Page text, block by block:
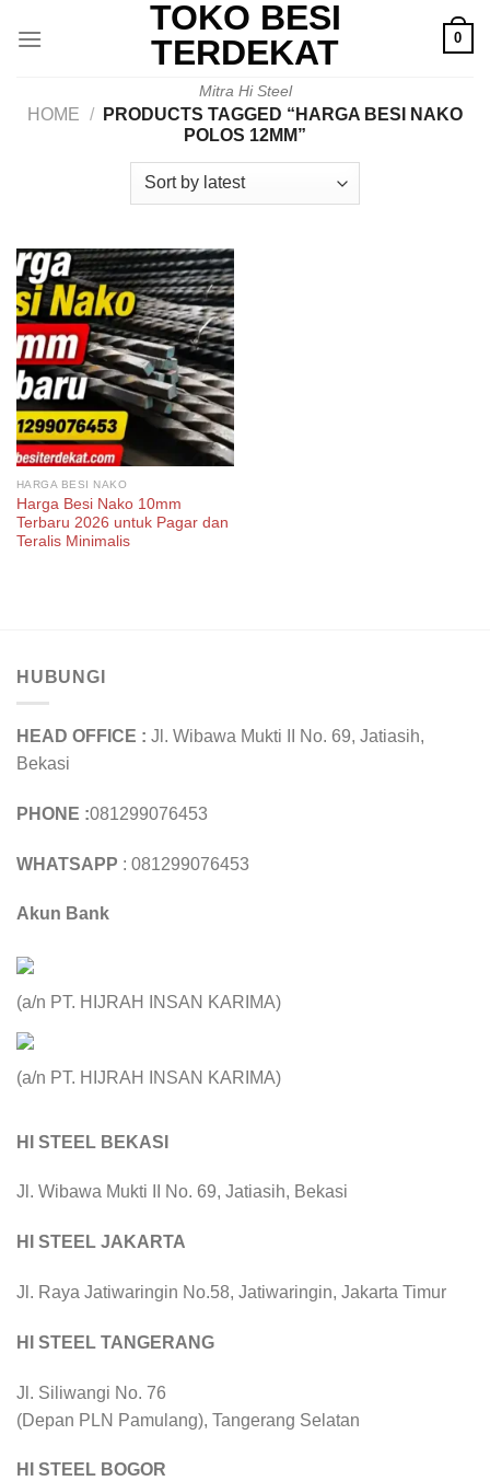
TOKO BESI
TERDEKAT
Mitra Hi Steel
0
HOME /
PRODUCTS TAGGED “HARGA BESI NAKO
POLOS 12MM”
HARGA BESI NAKO
Harga Besi Nako 10mm
Terbaru 2026 untuk Pagar dan
Teralis Minimalis
HUBUNGI
HEAD OFFICE : Jl. Wibawa Mukti II No. 69, Jatiasih,
Bekasi
PHONE :081299076453
WHATSAPP : 081299076453
Akun Bank
(a/n PT. HIJRAH INSAN KARIMA)
(a/n PT. HIJRAH INSAN KARIMA)
HI STEEL BEKASI
Jl. Wibawa Mukti II No. 69, Jatiasih, Bekasi
HI STEEL JAKARTA
Jl. Raya Jatiwaringin No.58, Jatiwaringin, Jakarta Timur
HI STEEL TANGERANG
Jl. Siliwangi No. 76
(Depan PLN Pamulang), Tangerang Selatan
HI STEEL BOGOR